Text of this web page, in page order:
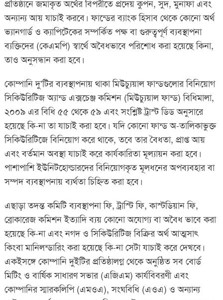
প্রতিষ্ঠানে জমাকৃত অর্থের বিপরীতে প্রদেয় কুপন, সুদ, মুনাফা এবং
অন্যান্য আয় যাচাই করবে। ফান্ডের ব্যাংক হিসাব থেকে কোনো অর্থ
ভ্যানগার্ড ও ক্যাপিটেকের সম্পর্কিত পক্ষ বা গুরুত্বপূর্ণ ব্যবস্থাপনা
ব্যক্তিদের (কেএমপি) স্বার্থে অবৈধভাবে পরিশোধ করা হয়েছে কিনা,
তাও অনুসন্ধান করা হবে।
কোম্পানি দু’টির ব্যবস্থাপনায় থাকা মিউচ্যুয়াল ফান্ডগুলোর বিনিয়োগ
সিকিউরিটিজ অ্যান্ড এক্সচেঞ্জ কমিশন (মিউচ্যুয়াল ফান্ড) বিধিমালা,
২০০৯ এর বিধি ৫৫ থেকে ৫৯ এবং সংশ্লিষ্ট ট্রাস্ট ডিড অনুসারে
হয়েছে কি-না তা যাচাই করা হবে। যদি কোনো ফান্ড অ-তালিকাভুক্ত
সিকিউরিটিজে বিনিয়োগ করে থাকে, তবে তার বৈধতা, প্রাপ্ত আয়
এবং বর্তমান অবস্থা যাচাই করে কার্যকারিতা মূল্যায়ন করা হবে।
পাশাপাশি ইউনিটহোল্ডারদের বিনিয়োগকৃত মূলধনের অপব্যবহার বা
সম্পদ ব্যবস্থাপনায় ব্যর্থতা চিহ্নিত করা হবে।
এছাড়া তদন্ত কমিটি ব্যবস্থাপনা ফি, ট্রাস্টি ফি, কাস্টডিয়ান ফি,
ব্রোকারেজ কমিশন ইত্যাদি ব্যয় কোনো অযোগ্য বা অবৈধ ভাবে করা
হয়েছে কি-না এবং নগদ ও সিকিউরিটিজ বিক্রির অর্থ আত্মসাৎ
কিংবা মানিলন্ডারিং করা হয়েছে কি-না সেটা যাচাই করে দেখবে।
একইসঙ্গে কোম্পানি দুইটির প্রতিষ্ঠালগ্ন থেকে অনুষ্ঠিত সব বোর্ড
মিটিং ও বার্ষিক সাধারণ সভার (এজিএম) কার্যবিবরণী এবং
কোম্পানির স্মারকলিপি (এমওএ), সংঘবিধি (এওএ) ও অন্যান্য